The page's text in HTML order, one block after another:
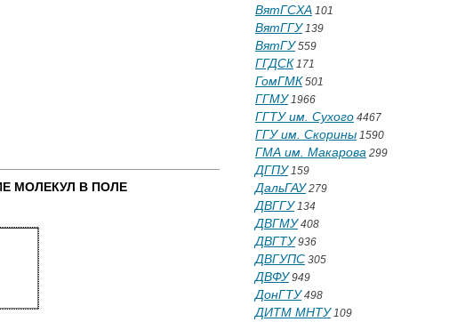
МОЛЕКУЛ В ПОЛЕ
ВятГСХА 101
ВятГГУ139
ВятГУ559
ГГДСК 171
ГомГМК 501
ГГМУ1966
ГГТУ им. Сухого 4467
ГГУ им. Скорины 1590
ГМА им. Макарова 299
ДГПУ159
ДальГАУ279
ДВГГУ134
ДВГМУ408
ДВГТУ936
ДВГУПС 305
ДВФУ949
ДонГТУ498
ДИТМ МНТУ109